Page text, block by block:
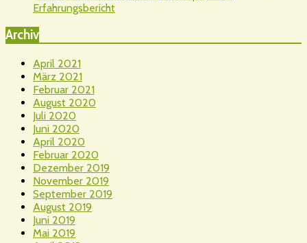
Erfahrungsbericht
Archiv
April 2021
März 2021
Februar 2021
August 2020
Juli 2020
Juni 2020
April 2020
Februar 2020
Dezember 2019
November 2019
September 2019
August 2019
Juni 2019
Mai 2019